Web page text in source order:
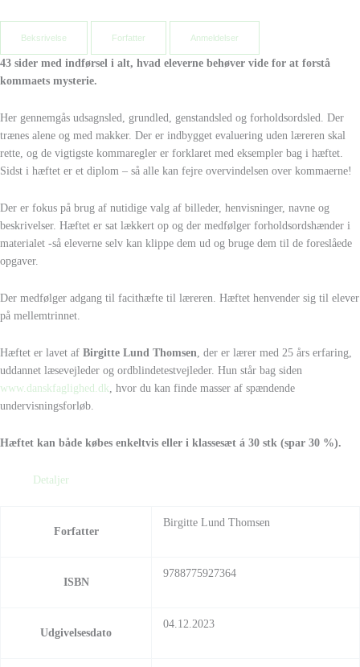
Beksrivelse Forfatter Anmeldelser
43 sider med indførsel i alt, hvad eleverne behøver vide for at forstå
kommaets mysterie.
Her gennemgås udsagnsled, grundled, genstandsled og forholdsordsled. Der
trænes alene og med makker. Der er indbygget evaluering uden læreren skal
rette, og de vigtigste kommaregler er forklaret med eksempler bag i hæftet.
Sidst i hæftet er et diplom – så alle kan fejre overvindelsen over kommaerne!
Der er fokus på brug af nutidige valg af billeder, henvisninger, navne og
beskrivelser. Hæftet er sat lækkert op og der medfølger forholdsordshænder i
materialet -så eleverne selv kan klippe dem ud og bruge dem til de foreslåede
opgaver.
Der medfølger adgang til facithæfte til læreren. Hæftet henvender sig til elever
på mellemtrinnet.
Hæftet er lavet af Birgitte Lund Thomsen, der er lærer med 25 års erfaring,
uddannet læsevejleder og ordblindetestvejleder. Hun står bag siden
www.danskfaglighed.dk, hvor du kan finde masser af spændende
undervisningsforløb.
Hæftet kan både købes enkeltvis eller i klassesæt á 30 stk (spar 30 %).
Detaljer
Forfatter
Birgitte Lund Thomsen
ISBN
9788775927364
Udgivelsesdato
04.12.2023